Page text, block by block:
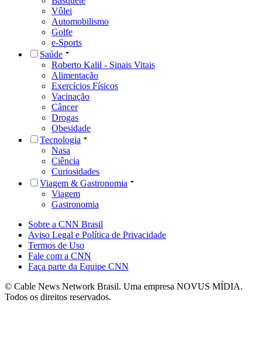
Vôlei
Automobilismo
Golfe
e-Sports
Saúde
Roberto Kalil - Sinais Vitais
Alimentação
Exercícios Físicos
Vacinação
Câncer
Drogas
Obesidade
Tecnologia
Nasa
Ciência
Curiosidades
Viagem & Gastronomia
Viagem
Gastronomia
Sobre a CNN Brasil
Aviso Legal e Política de Privacidade
Termos de Uso
Fale com a CNN
Faça parte da Equipe CNN
© Cable News Network Brasil. Uma empresa NOVUS MÍDIA.
Todos os direitos reservados.